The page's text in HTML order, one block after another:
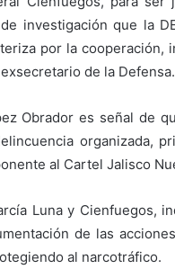
investigación que la
por la cooperación,
de la Defensa.
Obrador es señal de
organizada,
al Cartel Jalisco
Luna y Cienfuegos,
de las
al narcotráfico.